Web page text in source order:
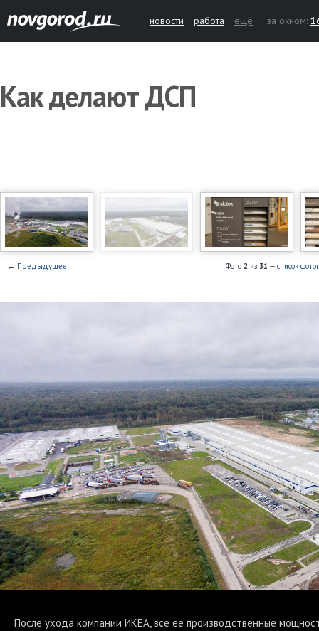
новости работа ещё за окном:
Как делают ДСП
Фото 2 из 31 — список
← Предыдущее
После ухода компании ИКЕА, все ее производственные